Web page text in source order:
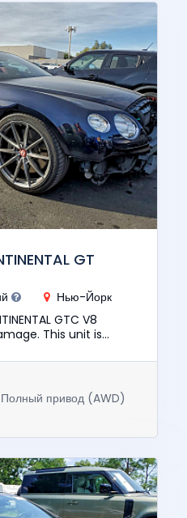
GT
Нью-Йорк
GTC V8
This unit is
$73,...
Полный привод (AWD)